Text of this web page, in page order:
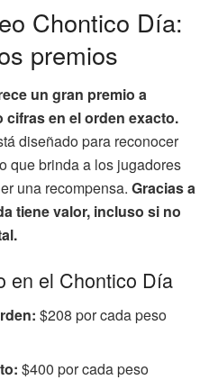
Chontico Día:
premios
un gran premio a
en el orden exacto.
diseñado para reconocer
que brinda a los jugadores
una recompensa. Gracias a
tiene valor, incluso si no
en el Chontico Día
$208 por cada peso
$400 por cada peso